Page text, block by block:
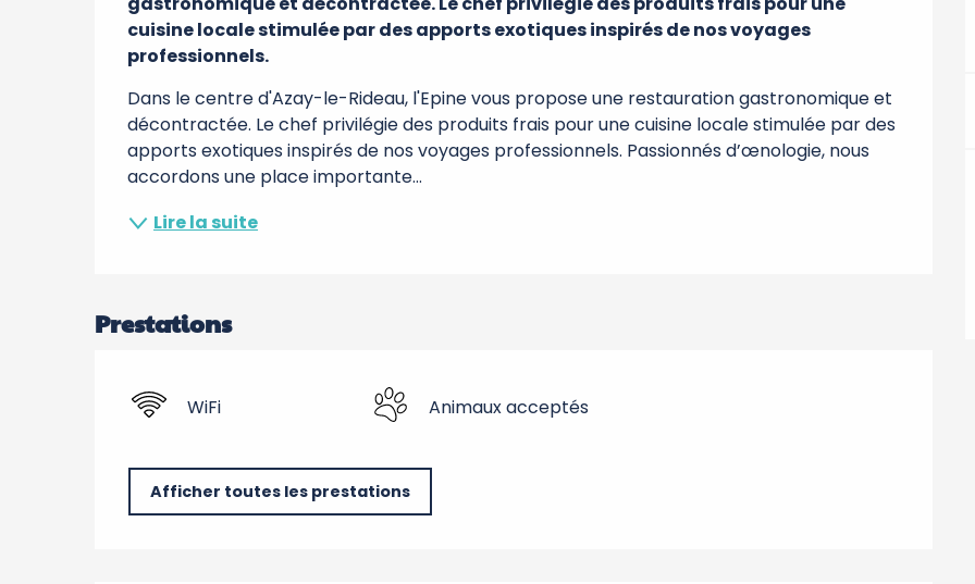
cuisine locale stimulée par des apports exotiques inspirés de nos voyages
professionnels.
Dans le centre d'Azay-le-Rideau, l'Epine vous propose une restauration gastronomique et
décontractée. Le chef privilégie des produits frais pour une cuisine locale stimulée par des
apports exotiques inspirés de nos voyages professionnels. Passionnés d’œnologie, nous
accordons une place importante...
Lire la suite
Prestations
WiFi Animaux acceptés
Afficher toutes les prestations